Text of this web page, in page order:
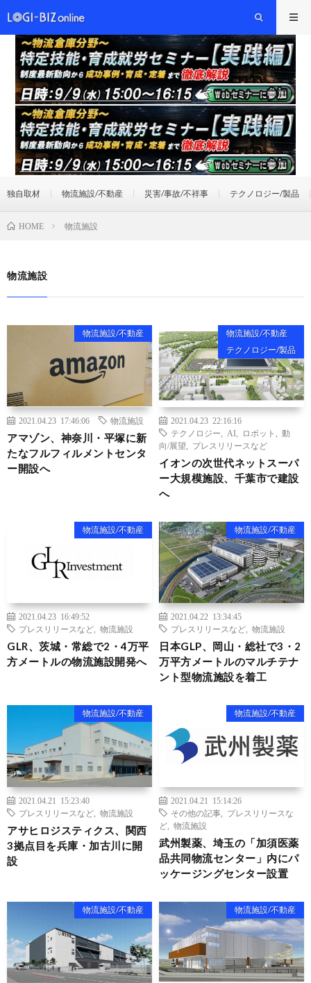
独自取材 物流施設/不動産 災害/事故/不祥事 テクノロジー/製品
HOME 物流施設
物流施設
物流施設/不動産
2021.04.23 17:46:06 物流施設
アマゾン、神奈川・平塚に新
たなフルフィルメントセンタ
ー開設へ
物流施設/不動産
テクノロジー/製品
2021.04.23 22:16:16
テクノロジー
AI ロボット
動
向/展望
プレスリリースなど
イオンの次世代ネットスーパ
ー大規模施設、千葉市で建設
へ
物流施設/不動産
2021.04.23 16:49:52
プレスリリースなど
物流施設
GLR、茨城・常総で2・4万平
方メートルの物流施設開発へ
物流施設/不動産
2021.04.22 13:34:45
プレスリリースなど
物流施設
日本GLP、岡山・総社で3・2
万平方メートルのマルチテナ
ント型物流施設を着工
物流施設/不動産
2021.04.21 15:23:40
プレスリリースなど
物流施設
アサヒロジスティクス、関西
3拠点目を兵庫・加古川に開
設
物流施設/不動産
2021.04.21 15:14:26
その他の記事
プレスリリースな
ど
物流施設
武州製薬、埼玉の「加須医薬
品共同物流センター」内にパ
ッケージングセンター設置
物流施設/不動産 物流施設/不動産